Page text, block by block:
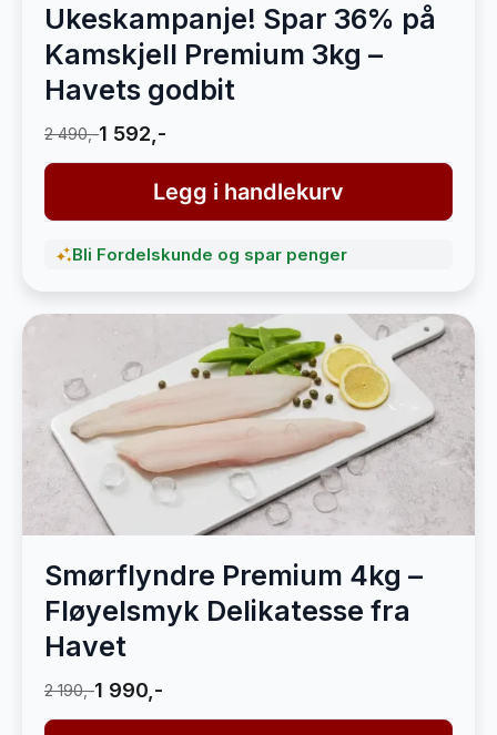
Ukeskampanje! Spar 36% på
Kamskjell Premium 3kg –
Havets godbit
2 490,-1 592,-
Legg i handlekurv
Bli Fordelskunde og spar penger
Smørflyndre Premium 4kg –
Fløyelsmyk Delikatesse fra
Havet
2 190,-1 990,-